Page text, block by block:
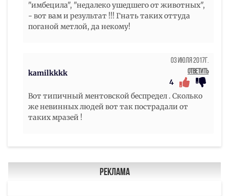
"имбецила", "недалеко ушедшего от животных",
- вот вам и результат !!! Гнать таких оттуда
поганой метлой, да некому!
kamilkkkk
03 Июля 2017г.
Ответить
4
Вот типичный ментовской беспредел . Сколько
же невинных людей вот так пострадали от
таких мразей !
Реклама